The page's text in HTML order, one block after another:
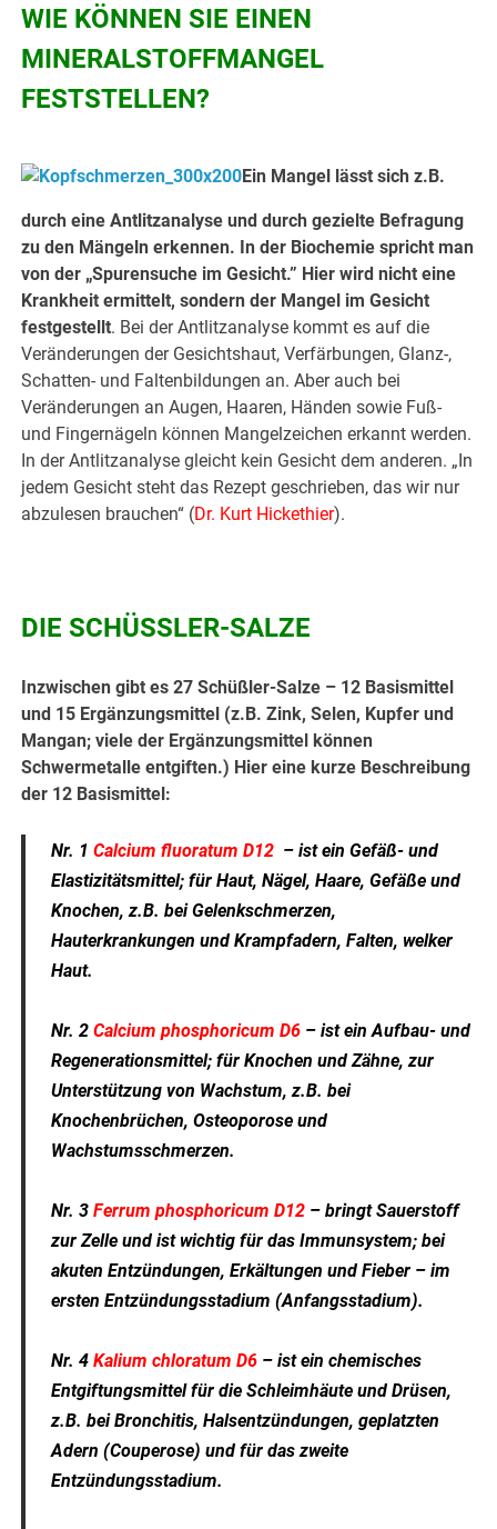
WIE KÖNNEN SIE EINEN
MINERALSTOFFMANGEL
FESTSTELLEN?
Ein Mangel lässt sich z.B.
durch eine Antlitzanalyse und durch gezielte Befragung
zu den Mängeln erkennen. In der Biochemie spricht man
von der „Spurensuche im Gesicht.” Hier wird nicht eine
Krankheit ermittelt, sondern der Mangel im Gesicht
festgestellt. Bei der Antlitzanalyse kommt es auf die
Veränderungen der Gesichtshaut, Verfärbungen, Glanz-,
Schatten- und Faltenbildungen an. Aber auch bei
Veränderungen an Augen, Haaren, Händen sowie Fuß-
und Fingernägeln können Mangelzeichen erkannt werden.
In der Antlitzanalyse gleicht kein Gesicht dem anderen. „In
jedem Gesicht steht das Rezept geschrieben, das wir nur
abzulesen brauchen“ (Dr. Kurt Hickethier).
DIE SCHÜSSLER-SALZE
Inzwischen gibt es 27 Schüßler-Salze – 12 Basismittel
und 15 Ergänzungsmittel (z.B. Zink, Selen, Kupfer und
Mangan; viele der Ergänzungsmittel können
Schwermetalle entgiften.) Hier eine kurze Beschreibung
der 12 Basismittel:
Nr. 1 Calcium fluoratum D12 – ist ein Gefäß- und
Elastizitätsmittel; für Haut, Nägel, Haare, Gefäße und
Knochen, z.B. bei Gelenkschmerzen,
Hauterkrankungen und Krampfadern, Falten, welker
Haut.
Nr. 2Calcium phosphoricum D6– ist ein Aufbau- und
Regenerationsmittel; für Knochen und Zähne, zur
Unterstützung von Wachstum, z.B. bei
Knochenbrüchen, Osteoporose und
Wachstumsschmerzen.
Nr. 3Ferrum phosphoricum D12 – bringt Sauerstoff
zur Zelle und ist wichtig für das Immunsystem; bei
akuten Entzündungen, Erkältungen und Fieber – im
ersten Entzündungsstadium (Anfangsstadium).
Nr. 4Kalium chloratum D6 – ist ein chemisches
Entgiftungsmittel für die Schleimhäute und Drüsen,
z.B. bei Bronchitis, Halsentzündungen, geplatzten
Adern (Couperose) und für das zweite
Entzündungsstadium.